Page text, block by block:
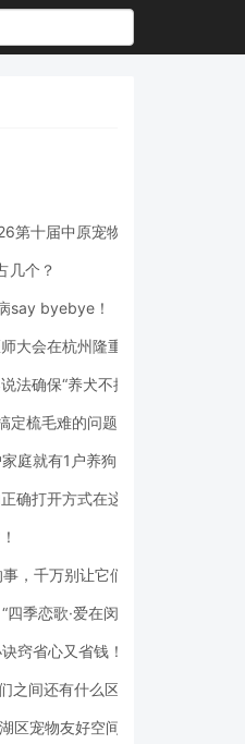
第十届中原宠物展专业观众预登
几个？
say byebye！
大会在杭州隆重开幕
法确保“养犬不掉链”
梳毛难的问题！
庭就有1户养狗
确打开方式在这里
，千万别让它们做！
四季恋歌·爱在闵行”携宠交友引领
窍省心又省钱！
之间还有什么区别？
区宠物友好空间活动周”启动